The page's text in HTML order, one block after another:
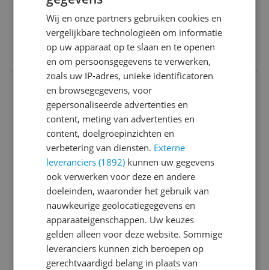
1 - 2.2 l - Rood
v.a. € 18,98
5 prijzen
Ga naar goedkoopste
Vergelijken
Leifheit Comfortline Knoflookpers -
Kleurenmix
€ 30,83 -1%
Bekijk meer informatie
Bekijk product
Wij en onze partners gebruiken cookies en
vergelijkbare technologieën om informatie
op uw apparaat op te slaan en te openen
en om persoonsgegevens te verwerken,
zoals uw IP-adres, unieke identificatoren
en browsegegevens, voor
gepersonaliseerde advertenties en
content, meting van advertenties en
content, doelgroepinzichten en
verbetering van diensten. Externe
leveranciers (1892) kunnen uw gegevens
ook verwerken voor deze en andere
doeleinden, waaronder het gebruik van
nauwkeurige geolocatiegegevens en
apparaateigenschappen. Uw keuzes
gelden alleen voor deze website. Sommige
leveranciers kunnen zich beroepen op
gerechtvaardigd belang in plaats van